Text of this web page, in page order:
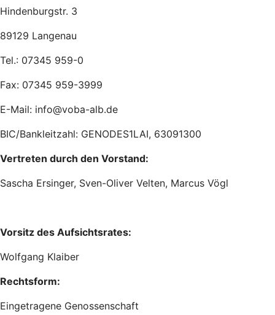
Hindenburgstr. 3
89129 Langenau
Tel.: 07345 959-0
Fax: 07345 959-3999
E-Mail: info@voba-alb.de
BIC/Bankleitzahl: GENODES1LAI, 63091300
Vertreten durch den Vorstand:
Sascha Ersinger, Sven-Oliver Velten, Marcus Vögl
Vorsitz des Aufsichtsrates:
Wolfgang Klaiber
Rechtsform:
Eingetragene Genossenschaft